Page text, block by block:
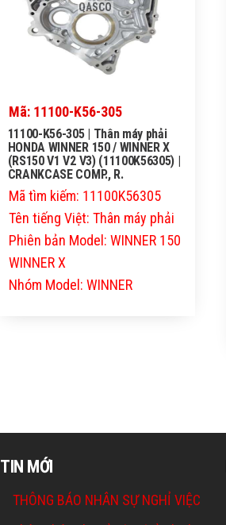
QASCO
Mã: 11100-K56-305
11100-K56-305 | Thân máy phải
HONDA WINNER 150 / WINNER X
(RS150 V1 V2 V3) (11100K56305) |
CRANKCASE COMP., R.
Mã tìm kiếm: 11100K56305
Tên tiếng Việt: Thân máy phải
Phiên bản Model: WINNER 150
WINNER X
Nhóm Model: WINNER
TIN MỚI
THÔNG BÁO NHÂN SỰ NGHỈ VIỆC